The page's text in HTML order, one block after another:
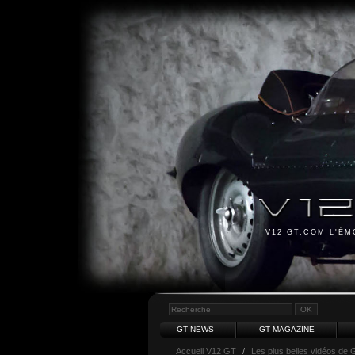
V12 GT.COM
GT NEWS GT MAGAZINE
Accueil V12 GT / Les plus belles vidéos de